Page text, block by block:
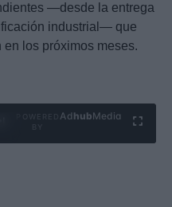
—desde la entrega
industrial— que
los próximos meses.
Ad hubMedia